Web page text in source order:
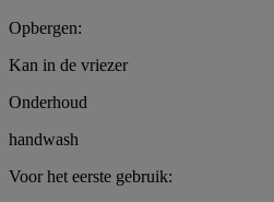
Opbergen:
Kan in de vriezer
Onderhoud
handwash
Voor het eerste gebruik: